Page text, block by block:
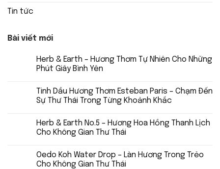
Tin tức
Bài viết mới
Herb & Earth – Hương Thơm Tự Nhiên Cho Những
Phút Giây Bình Yên
Tinh Dầu Hương Thơm Esteban Paris – Chạm Đến
Sự Thư Thái Trong Từng Khoảnh Khắc
Herb & Earth No.5 – Hương Hoa Hồng Thanh Lịch
Cho Không Gian Thư Thái
Oedo Koh Water Drop – Làn Hương Trong Trẻo
Cho Không Gian Thư Thái